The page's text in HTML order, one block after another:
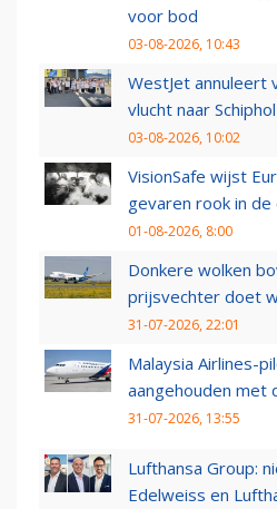
voor bod
03-08-2026, 10:43
WestJet annuleert
vlucht naar Schiphol
03-08-2026, 10:02
VisionSafe wijst
gevaren rook in de
01-08-2026, 8:00
Donkere wolken
prijsvechter doet
31-07-2026, 22:01
Malaysia Airlines-
aangehouden met
31-07-2026, 13:55
Lufthansa Group:
Edelweiss en